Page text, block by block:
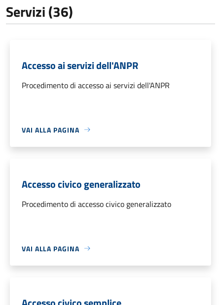
Servizi (36)
Accesso ai servizi dell'ANPR
Procedimento di accesso ai servizi dell'ANPR
VAI ALLA PAGINA
Accesso civico generalizzato
Procedimento di accesso civico generalizzato
VAI ALLA PAGINA